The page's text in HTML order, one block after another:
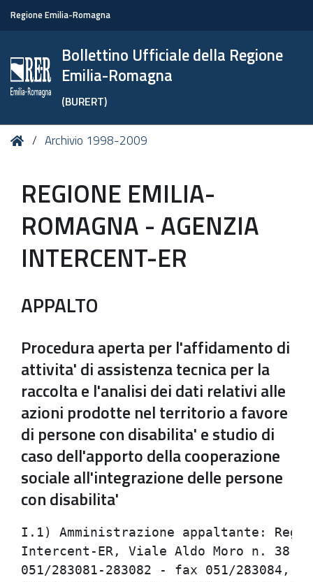
Regione Emilia-Romagna
Bollettino Ufficiale della Regione
Emilia-Romagna
(BURERT)
Tu HomeArchivio 1998-2009
REGIONE EMILIA-
ROMAGNA - AGENZIA
INTERCENT-ER
APPALTO
Procedura aperta per l'affidamento di
attivita' di assistenza tecnica per la
raccolta e l'analisi dei dati relativi alle
azioni prodotte nel territorio a favore
di persone con disabilita' e studio di
caso dell'apporto della cooperazione
sociale all'integrazione delle persone
con disabilita'
I.1) Amministrazione appaltante:
Intercent-ER, Viale Aldo Moro n. 38 -
051/283081-283082 - fax 051/283084,